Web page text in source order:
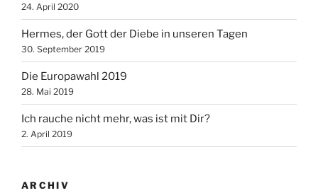
24. April 2020
Hermes, der Gott der Diebe in unseren Tagen
30. September 2019
Die Europawahl 2019
28. Mai 2019
Ich rauche nicht mehr, was ist mit Dir?
2. April 2019
ARCHIV